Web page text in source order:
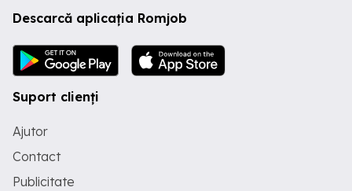
Descarcă aplicația Romjob
Suport clienți
Ajutor
Contact
Publicitate